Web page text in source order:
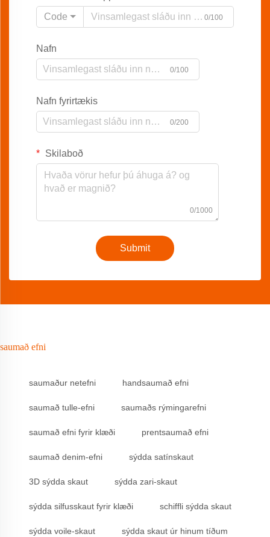
Code
0/100
Nafn
0/100
Nafn fyrirtækis
0/200
Skilaboð
0/1000
Submit
saumað efni
saumaður netefni handsaumað efni
saumað tulle-efni saumaðs rýmingarefni
saumað efni fyrir klæði prentsaumað efni
saumað denim-efni sýdda satínskaut
3D sýdda skaut sýdda zari-skaut
sýdda silfusskaut fyrir klæði schiffli sýdda skaut
sýdda voile-skaut sýdda skaut úr hinum tíðum